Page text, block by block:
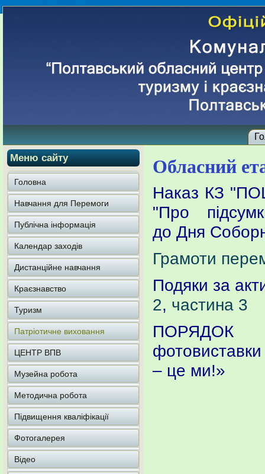
Меню сайту
Головна
Навчання для Перемоги
Публічна інформація
Календар заходів
Дистанційне навчання
Краєзнавство
Туризм
Патріотичне виховання
ЦЕНТР ВПВ
Музейна робота
Методична робота
Підвищення кваліфікації
Фотогалерея
Відео
Обласний
Наказ КЗ
"Про
до Дня
Грамоти
Подяки за
2, частина 3
ПОРЯДОК
– це ми!»